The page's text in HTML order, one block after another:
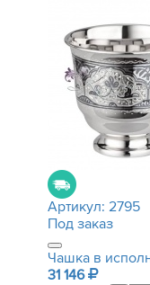
Артикул: 2795
Под заказ
Чашка в
31 146